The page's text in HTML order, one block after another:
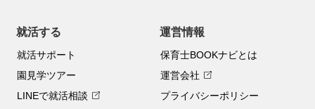
就活する
就活サポート
園見学ツアー
LINEで就活相談
運営情報
保育士BOOKナビとは
運営会社
プライバシーポリシー